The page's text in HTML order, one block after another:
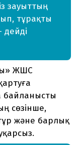
зауыттың
тұрақты
ЖШС
байланысты
сөзінше,
және барлық